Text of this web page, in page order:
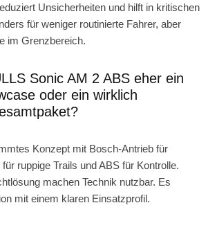
Unsicherheiten und hilft in kritischen
für weniger routinierte Fahrer, aber
im Grenzbereich.
Sonic AM 2 ABS eher ein
oder ein wirklich
Konzept mit Bosch-Antrieb für
ruppige Trails und ABS für Kontrolle.
machen Technik nutzbar. Es
mit einem klaren Einsatzprofil.